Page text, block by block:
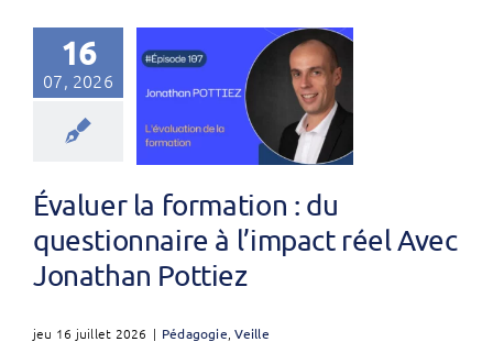
16
07, 2026
Évaluer la formation : du
questionnaire à l’impact réel Avec
Jonathan Pottiez
jeu 16 juillet 2026 | Pédagogie,Veille